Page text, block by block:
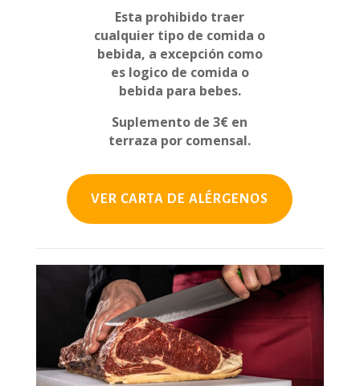
Esta prohibido traer
cualquier tipo de comida o
bebida, a excepción como
es logico de comida o
bebida para bebes.
Suplemento de 3€ en
terraza por comensal.
VER CARTA DE ALÉRGENOS